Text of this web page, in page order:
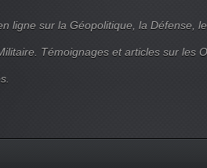
ligne sur la Géopolitique, la Défense,
Témoignages et articles sur les